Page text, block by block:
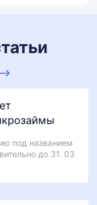
под названием
до 31. 03